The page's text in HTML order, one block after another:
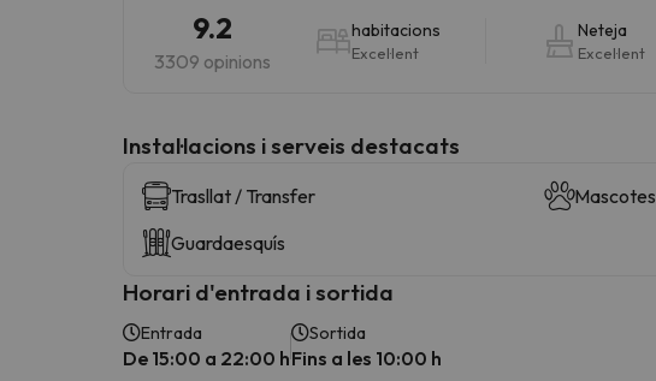
9.2
3309 opinions
habitacions
Excel·lent
Neteja
Excel·lent
Instal·lacions i serveis destacats
Trasllat / Transfer
Mascotes
Guardaesquís
Horari d'entrada i sortida
Entrada
De 15:00 a 22:00 h
Sortida
Fins a les 10:00 h